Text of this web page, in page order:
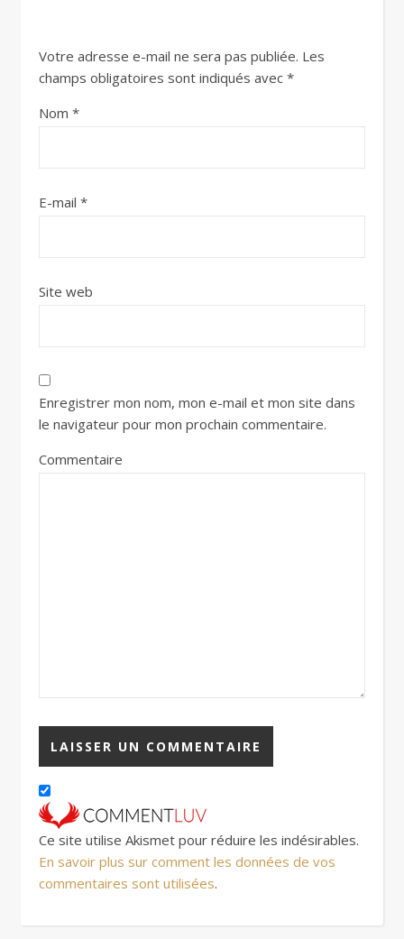
Votre adresse e-mail ne sera pas publiée. Les
champs obligatoires sont indiqués avec *
Nom *
E-mail *
Site web
Enregistrer mon nom, mon e-mail et mon site dans
le navigateur pour mon prochain commentaire.
Commentaire
Ce site utilise Akismet pour réduire les indésirables.
En savoir plus sur comment les données de vos
commentaires sont utilisées.